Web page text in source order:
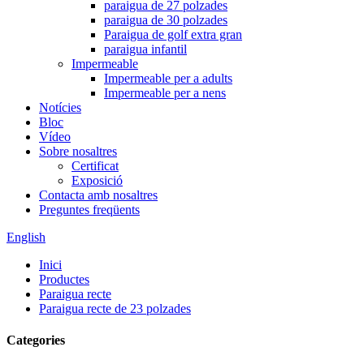
paraigua de 27 polzades
paraigua de 30 polzades
Paraigua de golf extra gran
paraigua infantil
Impermeable
Impermeable per a adults
Impermeable per a nens
Notícies
Bloc
Vídeo
Sobre nosaltres
Certificat
Exposició
Contacta amb nosaltres
Preguntes freqüents
English
Inici
Productes
Paraigua recte
Paraigua recte de 23 polzades
Categories